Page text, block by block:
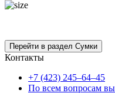
Контакты
+7 (423) 245–64–45
По всем вопросам